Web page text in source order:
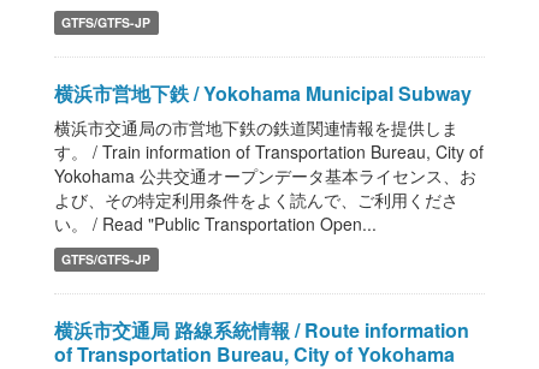
GTFS/GTFS-JP
横浜市営地下鉄 / Yokohama Municipal Subway
横浜市交通局の市営地下鉄の鉄道関連情報を提供しま
す。 / Train information of Transportation Bureau, City of
Yokohama 公共交通オープンデータ基本ライセンス、お
よび、その特定利用条件をよく読んで、ご利用くださ
い。 / Read "Public Transportation Open...
GTFS/GTFS-JP
横浜市交通局 路線系統情報 / Route information
of Transportation Bureau, City of Yokohama